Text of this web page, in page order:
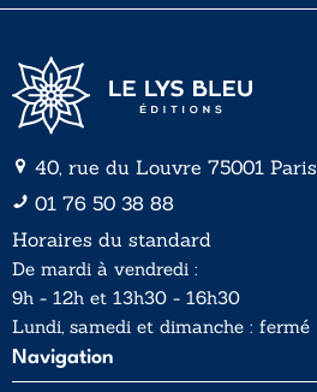
40, rue du Louvre 75001 Paris
01 76 50 38 88
Horaires du standard
De mardi à vendredi :
9h - 12h et 13h30 - 16h30
Lundi, samedi et dimanche : fermé
Navigation